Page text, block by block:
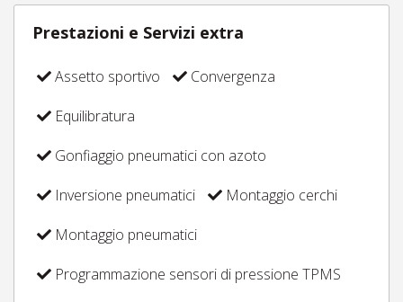
Prestazioni e Servizi extra
Assetto sportivo
Convergenza
Equilibratura
Gonfiaggio pneumatici con azoto
Inversione pneumatici
Montaggio cerchi
Montaggio pneumatici
Programmazione sensori di pressione TPMS